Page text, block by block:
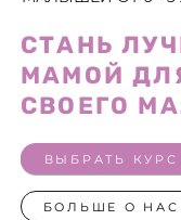
СТАНЬ
МАМОЙ
СВОЕГО
ВЫБРАТЬ КУРС
БОЛЬШЕ О НАС